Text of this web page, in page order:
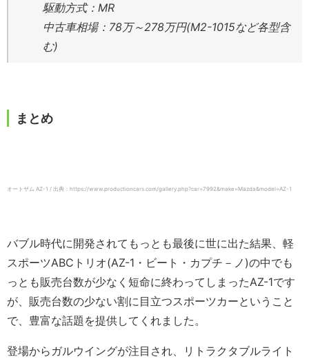
駆動方式：MR
中古車相場：78万～278万円(M2-1015など各型含
む)
まとめ
オートザム AZ-1 / 出典：https://www.productioncars.com/gallery.php?car=7992&make=Mazda&model=AZ-1
バブル時代に開発されてもっとも最後に世に出た結果、軽
スポーツABCトリオ(AZ-1・ビート・カプチ－ノ)の中でも
っとも販売台数が少なく短命に終わってしまったAZ-1です
が、販売台数の少ない割に目立つスポーツカーということ
で、豊富な話題を提供してくれました。
登場からガルウイングが注目され、リトラクタブルライト